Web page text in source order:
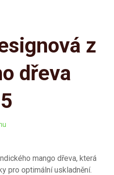
z
dřeva
mango dřeva, která
pro optimální uskladnění.